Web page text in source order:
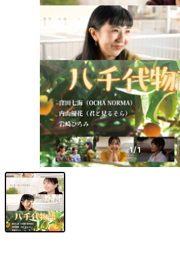
1/1